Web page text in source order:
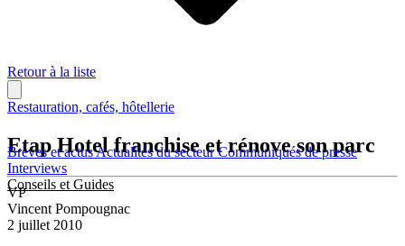
Brèves et actusActualités du secteurCommuniqués de presse
Interviews
Conseils et Guides
Retour à la liste
Restauration, cafés, hôtellerie
Etap Hotel franchise et rénove son parc
VP
Vincent Pompougnac
2 juillet 2010